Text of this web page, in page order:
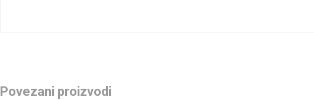
Povezani proizvodi